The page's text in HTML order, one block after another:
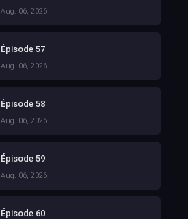
Aug. 06, 2026
Épisode 57
Aug. 06, 2026
Épisode 58
Aug. 06, 2026
Épisode 59
Aug. 06, 2026
Épisode 60